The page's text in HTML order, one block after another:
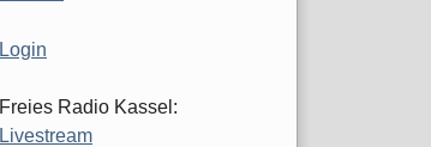
Login
Freies Radio Kassel:
Livestream